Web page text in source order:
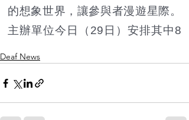
Deaf News